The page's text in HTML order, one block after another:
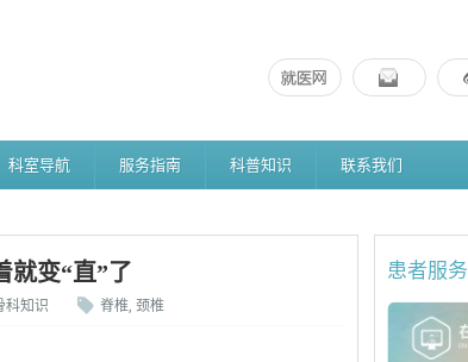
科室导航 服务指南 科普知识 联系我们
就变“直”了
科知识 脊椎, 颈椎
患者服务